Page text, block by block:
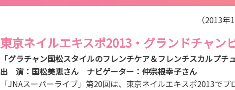
（2013
東京ネイルエキスポ2013・グランドチャン
「グラチャン国松スタイルのフレンチケア＆フレンチスカルプチュ
出 演：国松美恵さん ナビゲーター：仲宗根幸子さん
「JNAスーパーライブ」第20回は、東京ネイルエキスポ2013で